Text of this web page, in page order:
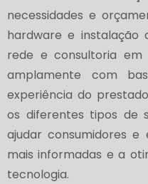
necessidades e
hardware e instalação
rede e consultoria
amplamente com
experiência do
os diferentes tipos de
ajudar consumidores
mais informadas e a
tecnologia.